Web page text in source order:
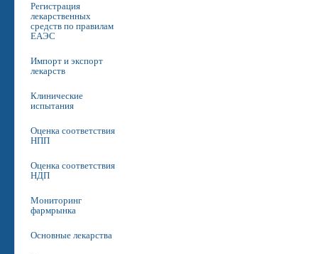
Регистрация
лекарственных
средств по правилам
ЕАЭС
Импорт и экспорт
лекарств
Клинические
испытания
Оценка соответствия
НПП
Оценка соответствия
НДП
Мониторинг
фармрынка
Основные лекарства